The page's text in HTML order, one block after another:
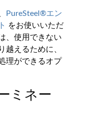
PureSteel®エン
をお使いいただ
、使用できない
越えるために、
理ができるオプ
ミネー